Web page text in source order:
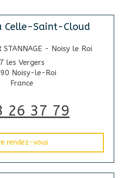
Celle-Saint-Cloud
STANNAGE - Noisy le Roi
7 les Vergers
Noisy-le-Roi
France
26 37 79
rendez-vous